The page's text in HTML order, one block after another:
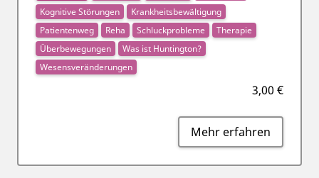
3,00 €
Mehr erfahren
Kognitive Störungen
Krankheitsbewältigung
Patientenweg
Reha Schluckprobleme
Therapie
Überbewegungen
Was ist Huntington?
Wesensveränderungen